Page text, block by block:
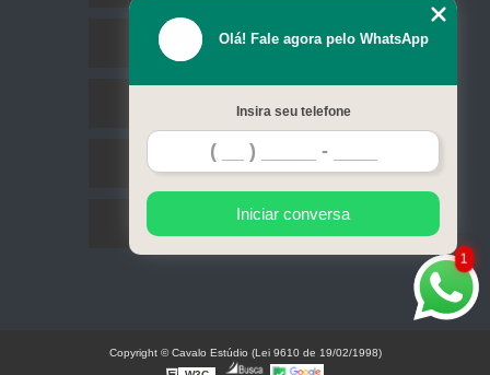
Missão
Serviços
Contato
Mapa do site
1
Olá! Fale agora pelo WhatsApp
Insira seu telefone
Iniciar conversa
Copyright © Cavalo Estúdio (Lei 9610 de 19/02/1998)